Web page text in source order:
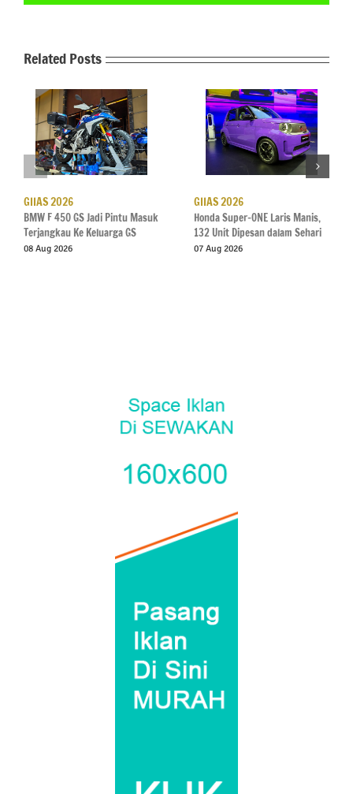
Related Posts
GIIAS 2026
BMW F 450 GS Jadi Pintu Masuk
Terjangkau Ke Keluarga GS
08 Aug 2026
GIIAS 2026
Honda Super-ONE Laris Manis,
132 Unit Dipesan dalam Sehari
07 Aug 2026